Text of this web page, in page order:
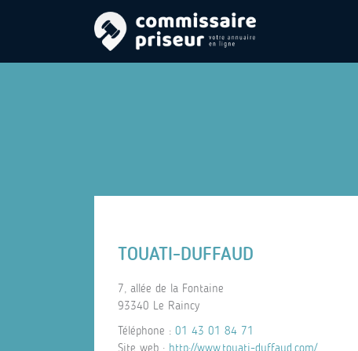
TOUATI-DUFFAUD
7, allée de la Fontaine
93340 Le Raincy
Téléphone : 01 43 01 84 71
Site web : http://www.touati-duffaud.com/